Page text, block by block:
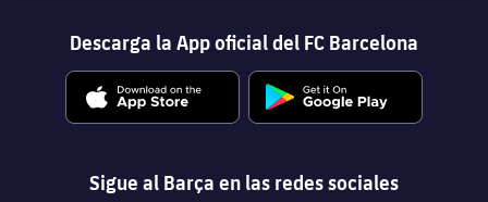
Descarga la App oficial del FC Barcelona
Sigue al Barça en las redes sociales